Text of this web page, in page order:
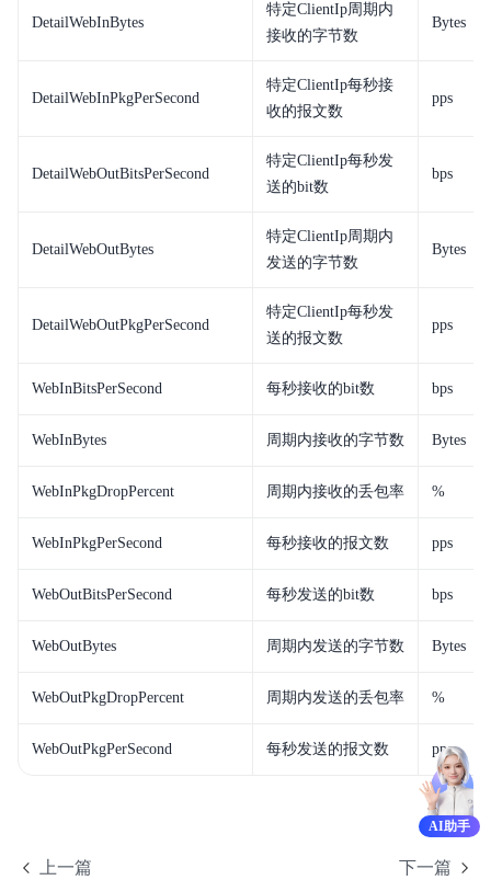
Python-SDK
常见问题
DetailWebInBytes
特定ClientIp周期内
接收的字节数
Bytes
DetailWebInPkgPerSecond
特定ClientIp每秒接
收的报文数
pps
DetailWebOutBitsPerSecond
特定ClientIp每秒发
送的bit数
bps
DetailWebOutBytes
特定ClientIp周期内
发送的字节数
Bytes
DetailWebOutPkgPerSecond
特定ClientIp每秒发
送的报文数
pps
WebInBitsPerSecond 每秒接收的bit数 bps
WebInBytes 周期内接收的字节数 Bytes
WebInPkgDropPercent 周期内接收的丢包率 %
WebInPkgPerSecond 每秒接收的报文数 pps
WebOutBitsPerSecond 每秒发送的bit数 bps
WebOutBytes 周期内发送的字节数 Bytes
WebOutPkgDropPercent 周期内发送的丢包率 %
WebOutPkgPerSecond 每秒发送的报文数 pps
上一篇 下一篇
AI助手